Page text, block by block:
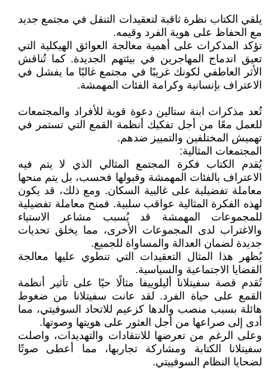
يلقي الكتاب نظرة ثاقبة لتعقيدات التنقل في مجتمع جديد
مع الحفاظ على هوية الفرد وقيمه.
تؤكد المذكرات على أهمية معالجة العوائق الهيكلية التي
تعيق اندماج المهاجرين في بيئتهم الجديدة. كما تُناقش
الأثر العاطفي لكونك غريبًا في مجتمع غالبًا ما يفشل في
الاعتراف بإنسانية وكرامة الفئات المهمشة.
تُعد مذكرات ابنة ستالين دعوة قوية للأفراد والمجتمعات
للعمل معًا من أجل تفكيك أنظمة القمع التي تستمر في
تهميش المختلفين والتمييز ضدهم.
المجتمعات المثالية:
يُقدم الكتاب فكرة المجتمع المثالي الذي لا يتم فيه
الاعتراف بالفئات المهمشة وقبولها فحسب، بل يتم منحها
معاملة تفضيلية على غالبية السكان. ومع ذلك، قد يكون
لهذه الفكرة المثالية عواقب سلبية. فمنح معاملة تفضيلية
للمجموعات المهمشة قد يُسبب مشاعر الاستياء
والاغتراب لدى المجموعات الأخرى، مما يخلق تحديات
جديدة لضمان العدالة والمساواة للجميع.
يُظهر هذا المثال التعقيدات التي تنطوي عليها معالجة
القضايا الاجتماعية والسياسية.
تُقدم قصة سفيتلانا أليلوييفا مثالًا حيًا على تأثير أنظمة
القمع على حياة الفرد. لقد عانت سفيتلانا من ضغوط
هائلة بسبب منصب والدها كزعيم للاتحاد السوفيتي، مما
أدى إلى صراعها من أجل العثور على هويتها وصوتها.
وعلى الرغم من تعرضها للانتقادات والتهديدات، واصلت
سفيتلانا الكتابة ومشاركة تجاربها، مما أعطى صوتًا
لضحايا النظام السوفييتي.